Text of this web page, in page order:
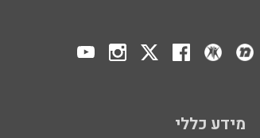
מידע כללי